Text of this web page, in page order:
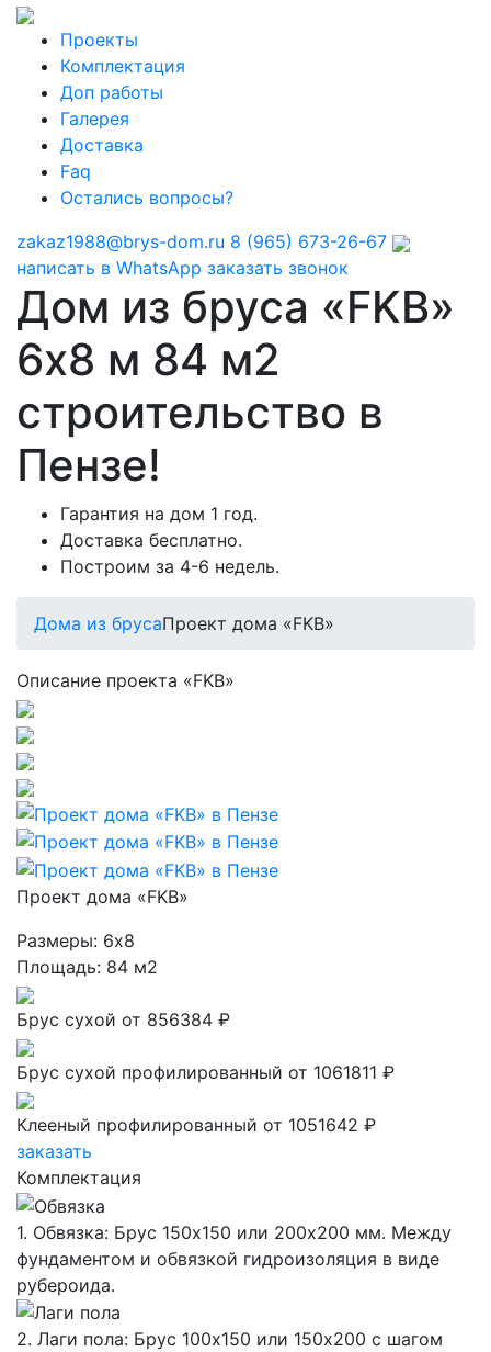
Проекты
Комплектация
Доп работы
Галерея
Доставка
Faq
Остались вопросы?
zakaz1988@brys-dom.ru 8 (965) 673-26-67
написать в WhatsApp заказать звонок
Дом из бруса «FKB»
6х8 м 84 м2
строительство в
Пензе!
Гарантия на дом 1 год.
Доставка бесплатно.
Построим за 4-6 недель.
Дома из брусаПроект дома «FKB»
Описание проекта «FKB»
Проект дома «FKB»
Размеры: 6х8
Площадь: 84 м2
Брус сухой от 856384 ₽
Брус сухой профилированный от 1061811 ₽
Клееный профилированный от 1051642 ₽
заказать
Комплектация
1. Обвязка: Брус 150х150 или 200х200 мм. Между
фундаментом и обвязкой гидроизоляция в виде
рубероида.
2. Лаги пола: Брус 100х150 или 150х200 с шагом